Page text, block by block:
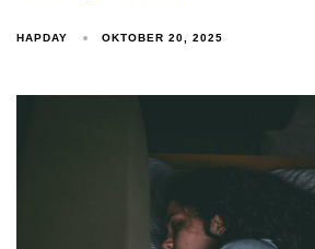
HAPDAY OKTOBER 20, 2025